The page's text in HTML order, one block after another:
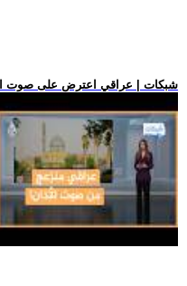
.. شبكات | عراقي اعترض على صوت